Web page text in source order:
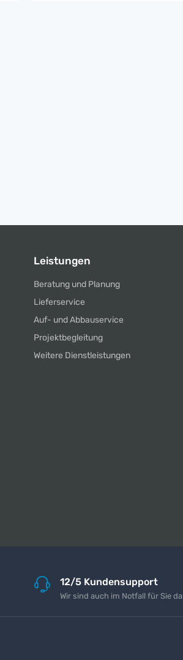
Leistungen
Beratung und Planung
Lieferservice
Auf- und Abbauservice
Projektbegleitung
Weitere Dienstleistungen
12/5 Kundensupport
Wir sind auch im Notfall für Sie da